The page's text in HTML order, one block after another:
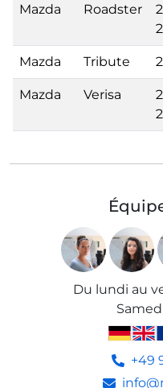
Mazda Roadster
Mazda Tribute
Mazda Verisa
Du lundi au
+49